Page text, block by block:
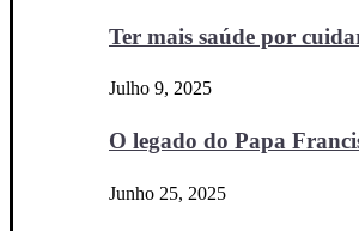
Ter mais saúde por
Julho 9, 2025
O legado do Papa
Junho 25, 2025